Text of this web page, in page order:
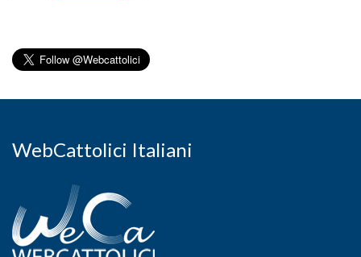
WebCattolici Italiani